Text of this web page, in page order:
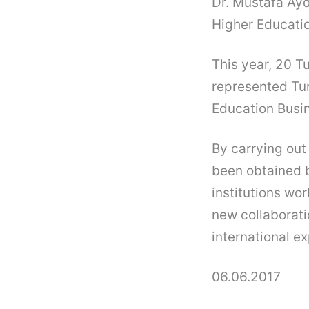
Higher
This year, 20
represented
Education
By carrying
been obtained
institutions
new
international
06.06.2017